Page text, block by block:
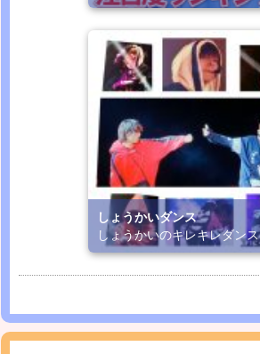
しょうかいダンス
しょうかいのキレキレダンス